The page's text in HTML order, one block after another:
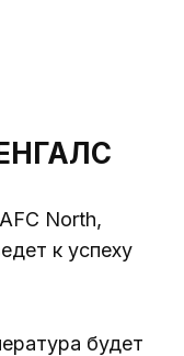
North,
к успеху
будет